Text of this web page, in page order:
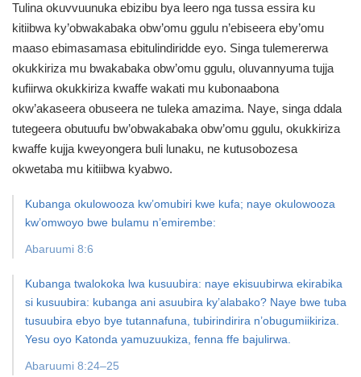
Tulina okuvvuunuka ebizibu bya leero nga tussa essira ku
kitiibwa ky’obwakabaka obw’omu ggulu n’ebiseera eby’omu
maaso ebimasamasa ebitulindiridde eyo. Singa tulemererwa
okukkiriza mu bwakabaka obw’omu ggulu, oluvannyuma tujja
kufiirwa okukkiriza kwaffe wakati mu kubonaabona
okw’akaseera obuseera ne tuleka amazima. Naye, singa ddala
tutegeera obutuufu bw’obwakabaka obw’omu ggulu, okukkiriza
kwaffe kujja kweyongera buli lunaku, ne kutusobozesa
okwetaba mu kitiibwa kyabwo.
Kubanga okulowooza kw’omubiri kwe kufa; naye okulowooza
kw’omwoyo bwe bulamu n’emirembe:
Abaruumi 8:6
Kubanga twalokoka lwa kusuubira: naye ekisuubirwa ekirabika
si kusuubira: kubanga ani asuubira ky’alabako? Naye bwe tuba
tusuubira ebyo bye tutannafuna, tubirindirira n’obugumiikiriza.
Yesu oyo Katonda yamuzuukiza, fenna ffe bajulirwa.
Abaruumi 8:24–25